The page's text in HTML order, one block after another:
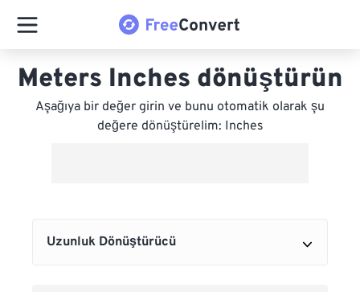
Meters Inches dönüştürün
Aşağıya bir değer girin ve bunu otomatik olarak şu
değere dönüştürelim: Inches